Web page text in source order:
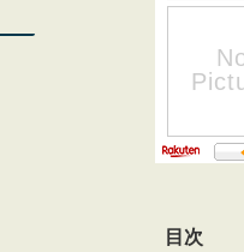
目次